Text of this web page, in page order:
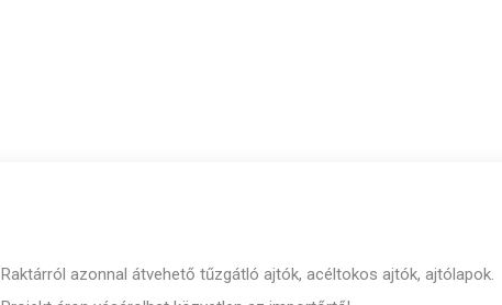
Raktárról azonnal átvehető tűzgátló ajtók, acéltokos ajtók, ajtólapok.